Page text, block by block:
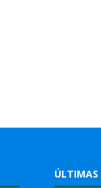
ÚLTIMAS